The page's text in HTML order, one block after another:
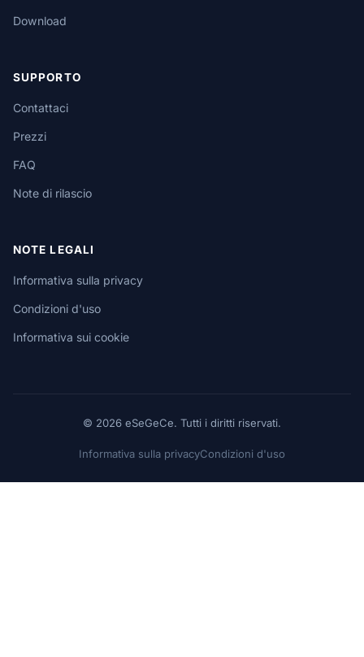
Download
SUPPORTO
Contattaci
Prezzi
FAQ
Note di rilascio
NOTE LEGALI
Informativa sulla privacy
Condizioni d'uso
Informativa sui cookie
© 2026 eSeGeCe. Tutti i diritti riservati.
Informativa sulla privacyCondizioni d'uso